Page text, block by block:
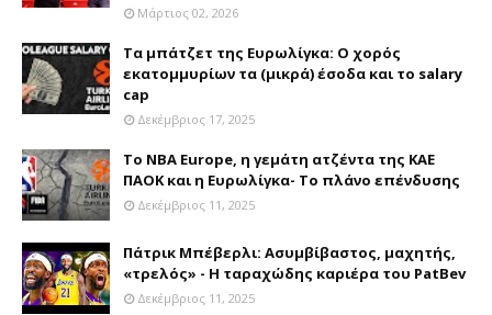
Μάρτιος 02, 2026
Τα μπάτζετ της Ευρωλίγκα: Ο χορός
εκατομμυρίων τα (μικρά) έσοδα και το salary
cap
Δεκέμβριος 17, 2025
Το NBA Europe, η γεμάτη ατζέντα της ΚΑΕ
ΠΑΟΚ και η Ευρωλίγκα- Το πλάνο επένδυσης
Δεκέμβριος 11, 2025
Πάτρικ Μπέβερλι: Ασυμβίβαστος, μαχητής,
«τρελός» - Η ταραχώδης καριέρα του PatBev
Δεκέμβριος 11, 2025